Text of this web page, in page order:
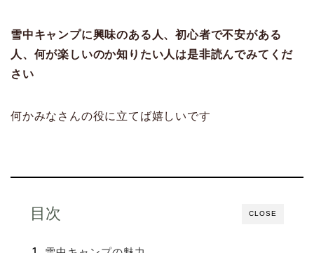
雪中キャンプに興味のある人、初心者で不安がある
人、何が楽しいのか知りたい人は是非読んでみてくだ
さい
何かみなさんの役に立てば嬉しいです
CLOSE
目次